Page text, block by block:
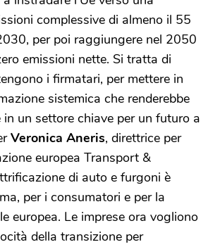
complessive di almeno il 55
per poi raggiungere nel 2050
emissioni nette. Si tratta di
i firmatari, per mettere in
sistemica che renderebbe
in un settore chiave per un futuro a
Veronica Aneris, direttrice per
europea Transport &
di auto e furgoni è
per i consumatori e per la
europea. Le imprese ora vogliono
della transizione per